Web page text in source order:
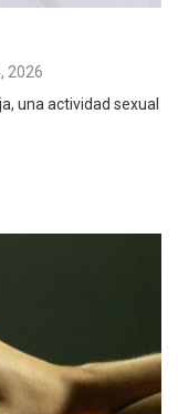
2026
una actividad sexual